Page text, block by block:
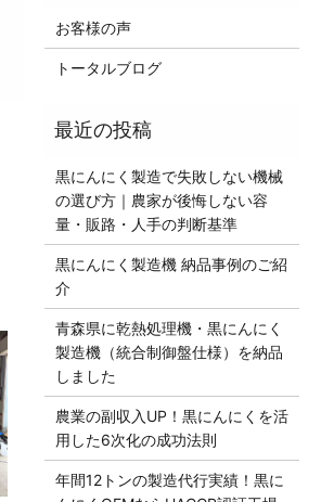
お客様の声
トータルブログ
黒にんにく製造で失敗しない機械
の選び方｜農家が後悔しない容
量・販路・人手の判断基準
黒にんにく製造機 納品事例のご紹
介
青森県に乾熱処理機・黒にんにく
製造機（統合制御盤仕様）を納品
しました
農業の副収入UP！黒にんにくを活
用した6次化の成功法則
年間12トンの製造代行実績！黒に